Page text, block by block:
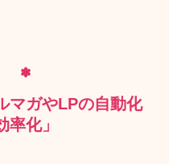
✽
マガやLPの自動化
化」